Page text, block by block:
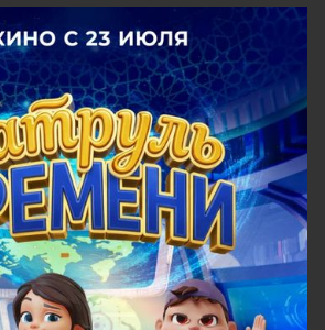
по миру. Между дедами
за
— от едких подколов
противостояния. Дед
чувствует, что
Но когда всплывает
из прошлого Виктора, у
возможность
конкурента.